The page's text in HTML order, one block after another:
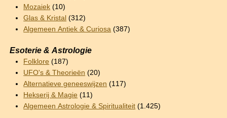
Mozaiek (10)
Glas & Kristal (312)
Algemeen Antiek & Curiosa (387)
Esoterie & Astrologie
Folklore (187)
UFO's & Theorieën (20)
Alternatieve geneeswijzen (117)
Hekserij & Magie (11)
Algemeen Astrologie & Spiritualiteit (1.425)